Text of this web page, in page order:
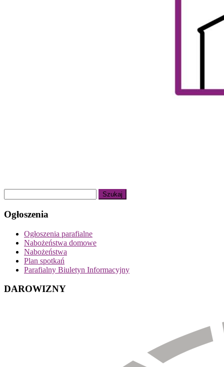
Ogłoszenia
Ogłoszenia parafialne
Nabożeństwa domowe
Nabożeństwa
Plan spotkań
Parafialny Biuletyn Informacyjny
DAROWIZNY